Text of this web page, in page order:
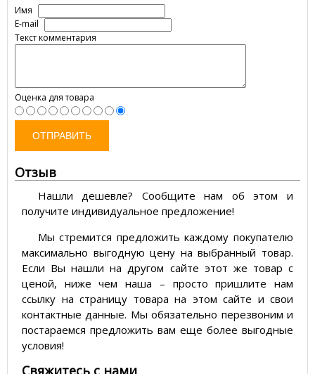
Имя
E-mail
Текст комментария
Оценка для товара
ОТПРАВИТЬ
Отзыв
Нашли дешевле? Сообщите нам об этом и
получите индивидуальное предложение!
Мы стремится предложить каждому покупателю
максимально выгодную цену на выбранный товар.
Если Вы нашли на другом сайте этот же товар с
ценой, ниже чем наша – просто пришлите нам
ссылку на страницу товара на этом сайте и свои
контактные данные. Мы обязательно перезвоним и
постараемся предложить вам еще более выгодные
условия!
­Свяжитесь с нами